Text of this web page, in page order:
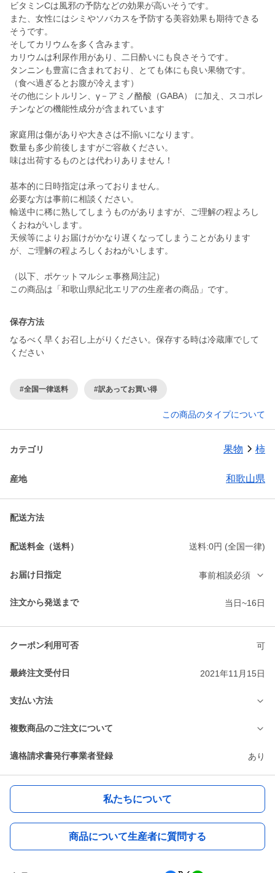
ビタミンCは風邪の予防などの効果が高いそうです。
また、女性にはシミやソバカスを予防する美容効果も期待できる
そうです。
そしてカリウムを多く含みます。
カリウムは利尿作用があり、二日酔いにも良さそうです。
タンニンも豊富に含まれており、とても体にも良い果物です。
（食べ過ぎるとお腹が冷えます）
その他にシトルリン、γ－アミノ酪酸（GABA） に加え、スコポレ
チンなどの機能性成分が含まれています
家庭用は傷がありや大きさは不揃いになります。
数量も多少前後しますがご容赦ください。
味は出荷するものとは代わりありません！
基本的に日時指定は承っておりません。
必要な方は事前に相談ください。
輸送中に稀に熟してしまうものがありますが、ご理解の程よろし
くおねがいします。
天候等によりお届けがかなり遅くなってしまうことがあります
が、ご理解の程よろしくおねがいします。
（以下、ポケットマルシェ事務局注記）
この商品は「和歌山県紀北エリアの生産者の商品」です。
保存方法
なるべく早くお召し上がりください。保存する時は冷蔵庫でして
ください
#全国一律送料 #訳あってお買い得
この商品のタイプについて
カテゴリ 果物 柿
産地 和歌山県
配送方法
配送料金（送料） 送料:0円 (全国一律)
お届け日指定 事前相談必須
注文から発送まで 当日~16日
クーポン利用可否 可
最終注文受付日 2021年11月15日
支払い方法
複数商品のご注文について
適格請求書発行事業者登録 あり
私たちについて
商品について生産者に質問する